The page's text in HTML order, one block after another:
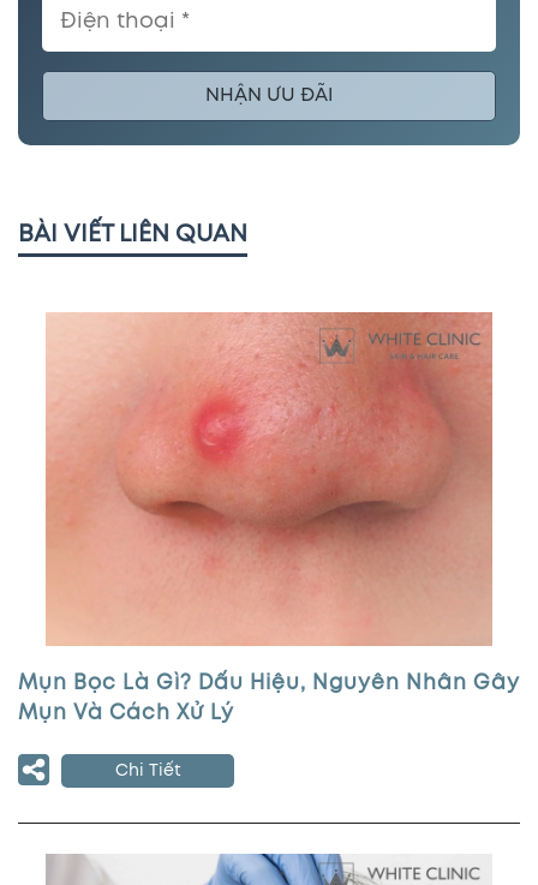
NHẬN ƯU ĐÃI
BÀI VIẾT LIÊN QUAN
Mụn Bọc Là Gì? Dấu Hiệu, Nguyên Nhân Gây
Mụn Và Cách Xử Lý
Chi Tiết